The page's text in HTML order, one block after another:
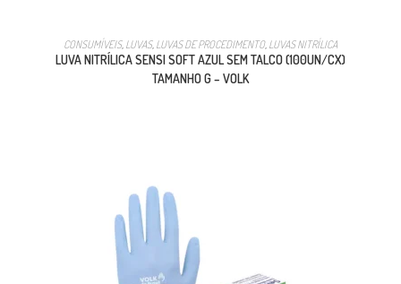
CONSUMÍVEIS, LUVAS, LUVAS DE PROCEDIMENTO, LUVAS NITRÍLICA
LUVA NITRÍLICA SENSI SOFT AZUL SEM TALCO (100UN/CX)
TAMANHO G – VOLK